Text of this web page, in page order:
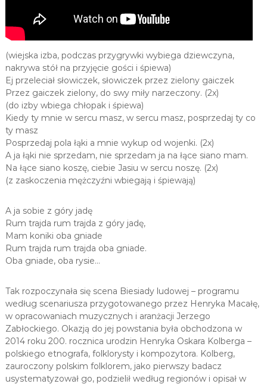
(wiejska izba, podczas przygrywki wybiega dziewczyna,
nakrywa stół na przyjęcie gości i śpiewa)
Ej przeleciał słowiczek, słowiczek przez zielony gaiczek
Przez gaiczek zielony, do swy miły narzeczony. (2x)
(do izby wbiega chłopak i śpiewa)
Kiedy ty mnie w sercu masz, w sercu masz, posprzedaj ty co
ty masz
Posprzedaj pola łąki a mnie wykup od wojenki. (2x)
A ja łąki nie sprzedam, nie sprzedam ja na łące siano mam.
Na łące siano koszę, ciebie Jasiu w sercu noszę. (2x)
(z zaskoczenia mężczyźni wbiegają i śpiewają)
A ja sobie z góry jadę
Rum trajda rum trajda z góry jadę,
Mam koniki oba gniade
Rum trajda rum trajda oba gniade.
Oba gniade, oba rysie…
Tak rozpoczynała się scena Biesiady ludowej – programu
według scenariusza przygotowanego przez Henryka Macałę,
w opracowaniach muzycznych i aranżacji Jerzego
Zabłockiego. Okazją do jej powstania była obchodzona w
2014 roku 200. rocznica urodzin Henryka Oskara Kolberga –
polskiego etnografa, folklorysty i kompozytora. Kolberg,
zauroczony polskim folklorem, jako pierwszy badacz
usystematyzował go, podzielił według regionów i opisał w